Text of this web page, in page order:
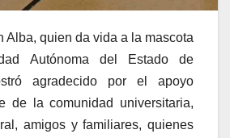
Alba, quien da vida a la mascota
Autónoma del Estado de
agradecido por el apoyo
de la comunidad universitaria,
amigos y familiares, quienes